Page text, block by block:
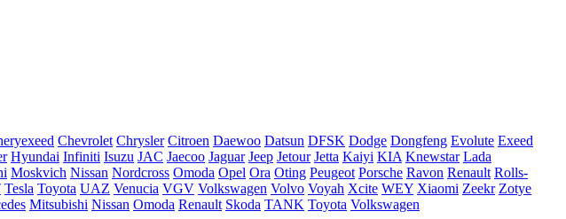
Chevrolet Chrysler Citroen Daewoo Datsun DFSK Dodge Dongfeng Evolute Exeed
Hyundai Infiniti Isuzu JAC Jaecoo Jaguar Jeep Jetour Jetta Kaiyi KIA Knewstar Lada
Moskvich Nissan Nordcross Omoda Opel Ora Oting Peugeot Porsche Ravon Renault Rolls-
Tesla Toyota UAZ Venucia VGV Volkswagen Volvo Voyah Xcite WEY Xiaomi Zeekr Zotye
Mitsubishi Nissan Omoda Renault Skoda TANK Toyota Volkswagen